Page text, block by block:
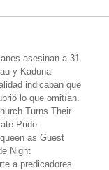
asesinan a 31
y Kaduna
indicaban que
lo que omitían.
Turns Their
Pride
as Guest
Night
a predicadores